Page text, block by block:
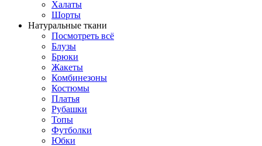
Халаты
Шорты
Натуральные ткани
Посмотреть всё
Блузы
Брюки
Жакеты
Комбинезоны
Костюмы
Платья
Рубашки
Топы
Футболки
Юбки